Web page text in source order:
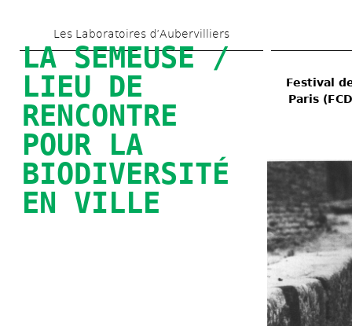
to
main
content
Les Laboratoires d’Aubervilliers
LA SEMEUSE /
LIEU DE
RENCONTRE
POUR LA
BIODIVERSITÉ
EN VILLE
Festival
Paris